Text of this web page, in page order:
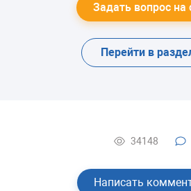
Задать вопрос на
Перейти в
34148
Написать